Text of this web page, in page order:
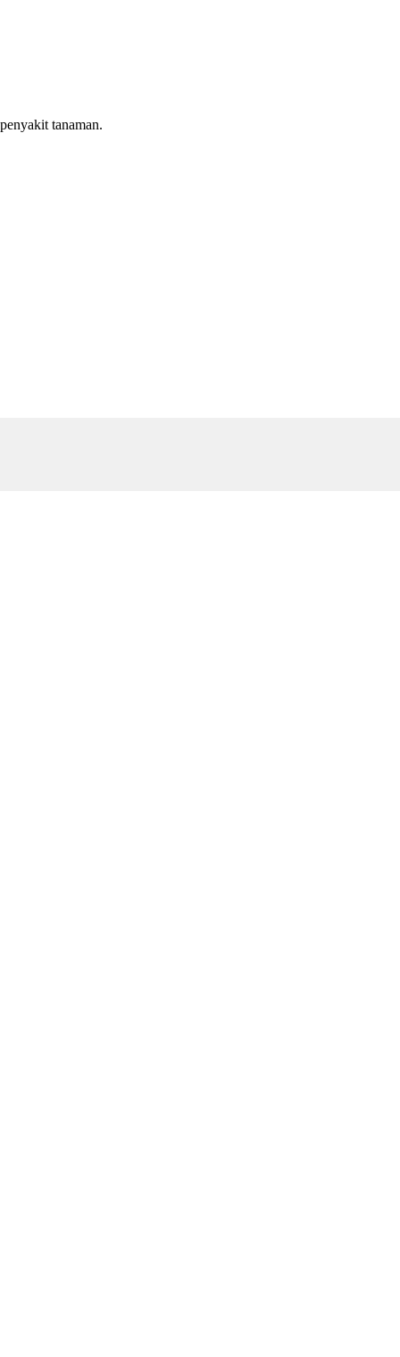
tanaman.